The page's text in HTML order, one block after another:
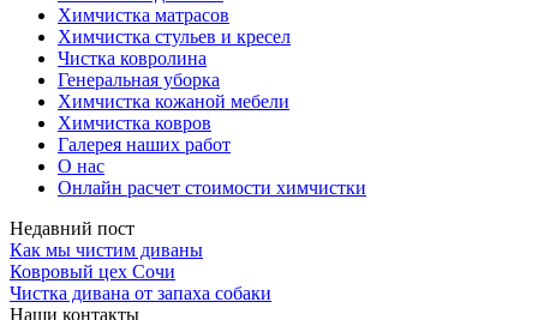
Химчистка матрасов
Химчистка стульев и кресел
Чистка ковролина
Генеральная уборка
Химчистка кожаной мебели
Химчистка ковров
Галерея наших работ
О нас
Онлайн расчет стоимости химчистки
Недавний пост
Как мы чистим диваны
Ковровый цех Сочи
Чистка дивана от запаха собаки
Наши контакты